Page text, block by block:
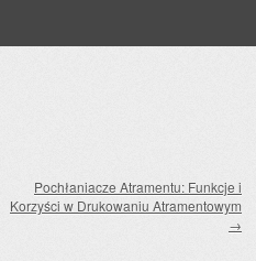
Pochłaniacze Atramentu: Funkcje i
Korzyści w Drukowaniu Atramentowym
→